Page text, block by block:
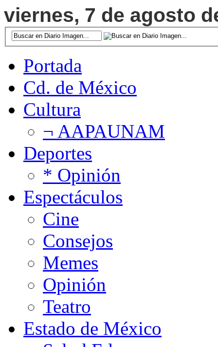
viernes, 7 de agosto
Portada
Cd. de México
Cultura
¬ AAPAUNAM
Deportes
* Opinión
Espectáculos
Cine
Consejos
Memes
Opinión
Teatro
Estado de México